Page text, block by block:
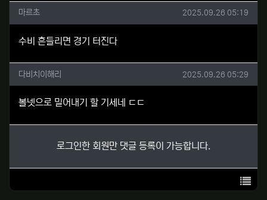
마르초님의 댓글
마르초 작성일
2025.09.26 05:19
수비 흔들리면 경기 터진다
다비치이해리님의 댓글
다비치이해리 작성일
2025.09.26 05:29
볼넷으로 밀어내기 할 기세네 ㄷㄷ
로그인한 회원만 댓글 등록이 가능합니다.
목록